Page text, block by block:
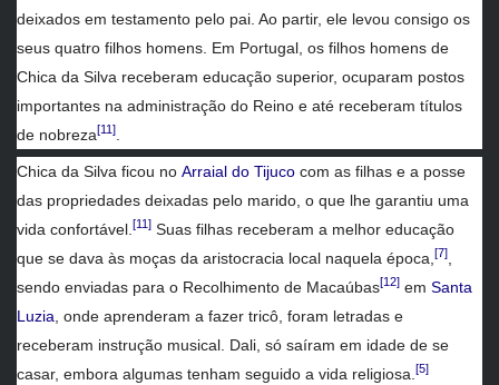
deixados em testamento pelo pai. Ao partir, ele levou consigo os
seus quatro filhos homens. Em Portugal, os filhos homens de
Chica da Silva receberam educação superior, ocuparam postos
importantes na administração do Reino e até receberam títulos
de nobreza[11].
Chica da Silva ficou no Arraial do Tijucocom as filhas e a posse
das propriedades deixadas pelo marido, o que lhe garantiu uma
vida confortável. [11]Suas filhas receberam a melhor educação
que se dava às moças da aristocracia local naquela época, [7],
sendo enviadas para o Recolhimento de Macaúbas[12]em Santa
Luzia , onde aprenderam a fazer tricô, foram letradas e
receberam instrução musical. Dali, só saíram em idade de se
casar, embora algumas tenham seguido a vida religiosa. [5]